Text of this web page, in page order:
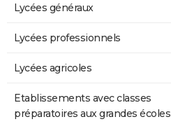
Lycées généraux
Lycées professionnels
Lycées agricoles
Etablissements avec classes
préparatoires aux grandes écoles